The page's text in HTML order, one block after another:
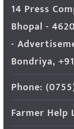
14 Press
Bhopal -
-
Bondriya,
Phone:
Farmer Help